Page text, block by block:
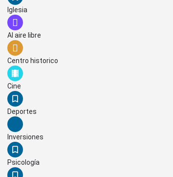
Iglesia
Al aire libre
Centro historico
Cine
Deportes
Inversiones
Psicología